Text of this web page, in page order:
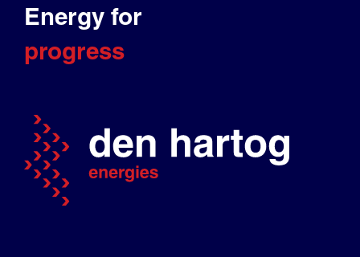
Energy for
progress